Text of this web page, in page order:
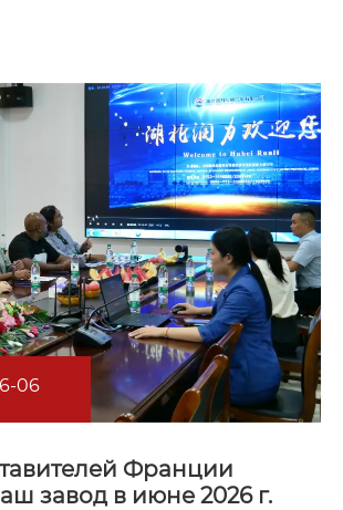
06
Франции
завод в июне 2026 г.